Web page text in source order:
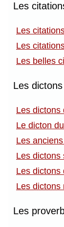
Les
Les
Les
Les belles
Les
Les dictons
Le dicton
Les
Les dictons
Les dictons
Les dictons
Les